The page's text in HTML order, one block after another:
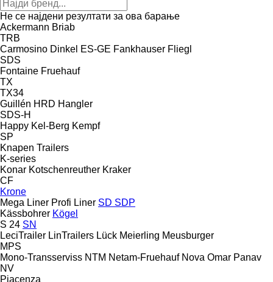
Не се најдени резултати за ова барање
Ackermann Briab
TRB
Carmosino Dinkel ES-GE Fankhauser Fliegl
SDS
Fontaine Fruehauf
TX
TX34
Guillén HRD Hangler
SDS-H
Happy Kel-Berg Kempf
SP
Knapen Trailers
K-series
Konar Kotschenreuther Kraker
CF
Krone
Mega Liner Profi Liner SD SDP
Kässbohrer Kögel
S 24 SN
LeciTrailer LinTrailers Lück Meierling Meusburger
MPS
Mono-Transserviss NTM Netam-Fruehauf Nova Omar Panav
NV
Piacenza